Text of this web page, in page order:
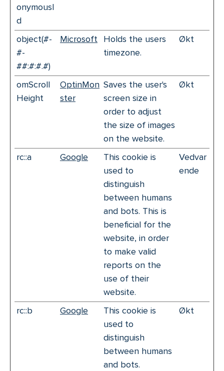
onymousI
d
object(#-
#-
##:#:#.#)
Microsoft Holds the users
timezone.
Økt
omScroll
Height
OptinMon
ster
Saves the user's
screen size in
order to adjust
the size of images
on the website.
Økt
rc::a Google
This cookie is
used to
distinguish
between humans
and bots. This is
beneficial for the
website, in order
to make valid
reports on the
use of their
website.
Vedvar
ende
rc::b Google
This cookie is
used to
distinguish
between humans
and bots.
Økt